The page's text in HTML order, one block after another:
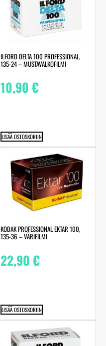
ILFORD DELTA 100 PROFESSIONAL,
135-24 – MUSTAVALKOFILMI
10,90€
LISÄÄ OSTOSKORIIN
KODAK PROFESSIONAL EKTAR 100,
135-36 – VÄRIFILMI
22,90€
LISÄÄ OSTOSKORIIN